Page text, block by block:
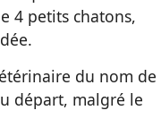
4 petits chatons,
du nom de
départ, malgré le